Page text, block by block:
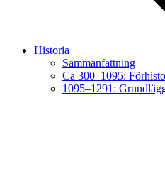
Historia
Sammanfattning
Ca 300–1095:
1095–1291: